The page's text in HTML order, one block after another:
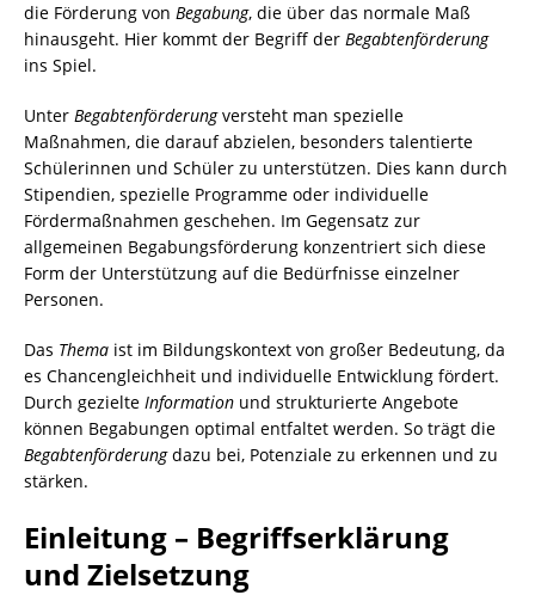
die Förderung von Begabung, die über das normale Maß
hinausgeht. Hier kommt der Begriff der Begabtenförderung
ins Spiel.
Unter Begabtenförderungversteht man spezielle
Maßnahmen, die darauf abzielen, besonders talentierte
Schülerinnen und Schüler zu unterstützen. Dies kann durch
Stipendien, spezielle Programme oder individuelle
Fördermaßnahmen geschehen. Im Gegensatz zur
allgemeinen Begabungsförderung konzentriert sich diese
Form der Unterstützung auf die Bedürfnisse einzelner
Personen.
Das Thema ist im Bildungskontext von großer Bedeutung, da
es Chancengleichheit und individuelle Entwicklung fördert.
Durch gezielte Information und strukturierte Angebote
können Begabungen optimal entfaltet werden. So trägt die
Begabtenförderungdazu bei, Potenziale zu erkennen und zu
stärken.
Einleitung – Begriffserklärung
und Zielsetzung